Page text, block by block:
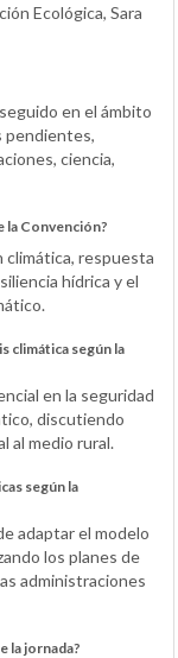
Ecológica, Sara
en el ámbito
pendientes,
ciencia,
la Convención?
climática, respuesta
hídrica y el
climática según la
en la seguridad
discutiendo
al medio rural.
según la
adaptar el modelo
los planes de
administraciones
la jornada?